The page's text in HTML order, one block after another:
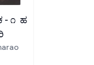
- ೧ ಹ